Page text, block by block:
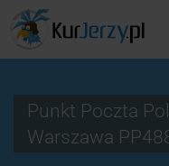
Punkt Poczta
Warszawa